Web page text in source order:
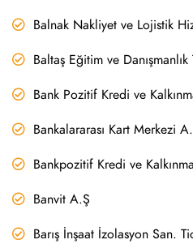
Balnak Nakliyet ve Lojistik
Baltaş Eğitim ve
Bank Pozitif Kredi ve
Bankalararası Kart Merkezi
Bankpozitif Kredi ve
Banvit A.Ş
Barış İnşaat İzolasyon San.